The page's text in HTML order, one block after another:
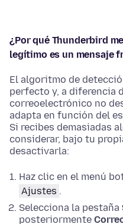
¿Por qué Thunderbird
legítimo es un mensaje
El algoritmo de
perfecto y, a diferencia
correoelectrónico no
adapta en función del
Si recibes demasiadas
considerar, bajo tu
desactivarla:
Haz clic en el menú
Ajustes .
Selecciona la pestaña
posteriormente